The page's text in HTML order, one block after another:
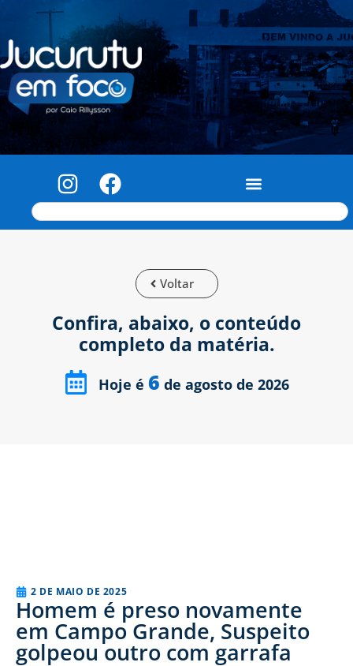
Voltar
Confira, abaixo, o conteúdo
completo da matéria.
Hoje é 6 de agosto de 2026
2 DE MAIO DE 2025
Homem é preso novamente
em Campo Grande, Suspeito
golpeou outro com garrafa